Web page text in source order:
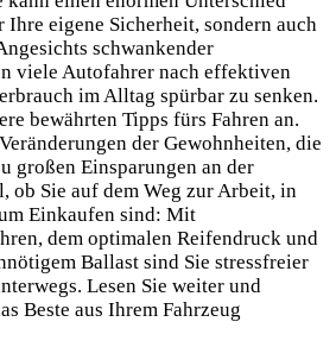
eigene Sicherheit, sondern auch
schwankender
viele Autofahrer nach effektiven
im Alltag spürbar zu senken.
bewährten Tipps fürs Fahren an.
der Gewohnheiten, die
großen Einsparungen an der
ob Sie auf dem Weg zur Arbeit, in
Einkaufen sind: Mit
dem optimalen Reifendruck und
Ballast sind Sie stressfreier
Lesen Sie weiter und
Beste aus Ihrem Fahrzeug